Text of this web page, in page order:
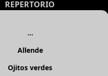
REPERTORIO
...
Allende
Ojitos verdes